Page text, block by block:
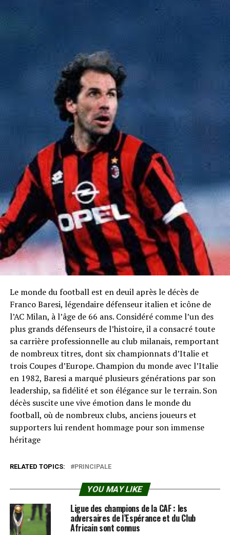
Le monde du football est en deuil après le décès de
Franco Baresi, légendaire défenseur italien et icône de
l’AC Milan, à l’âge de 66 ans. Considéré comme l’un des
plus grands défenseurs de l’histoire, il a consacré toute
sa carrière professionnelle au club milanais, remportant
de nombreux titres, dont six championnats d’Italie et
trois Coupes d’Europe. Champion du monde avec l’Italie
en 1982, Baresi a marqué plusieurs générations par son
leadership, sa fidélité et son élégance sur le terrain. Son
décès suscite une vive émotion dans le monde du
football, où de nombreux clubs, anciens joueurs et
supporters lui rendent hommage pour son immense
héritage
RELATED TOPICS: PRINCIPALE
YOU MAY LIKE
Ligue des champions de la CAF : les
adversaires de l’Espérance et du Club
Africain sont connus